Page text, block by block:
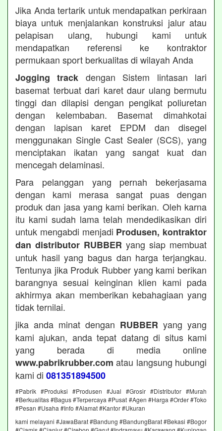
Jika Anda tertarik untuk mendapatkan perkiraan
biaya untuk menjalankan konstruksi jalur atau
pelapisan ulang, hubungi kami untuk
mendapatkan referensi ke kontraktor
permukaan sport berkualitas di wilayah Anda
Jogging track dengan Sistem lintasan lari
basemat terbuat dari karet daur ulang bermutu
tinggi dan dilapisi dengan pengikat poliuretan
dengan kelembaban. Basemat dimahkotai
dengan lapisan karet EPDM dan disegel
menggunakan Single Cast Sealer (SCS), yang
menciptakan ikatan yang sangat kuat dan
mencegah delaminasi.
Para pelanggan yang pernah bekerjasama
dengan kami merasa sangat puas dengan
produk dan jasa yang kami berikan. Oleh karna
itu kami sudah lama telah mendedikasikan diri
untuk mengabdi menjadi Produsen, kontraktor
dan distributor RUBBER yang siap membuat
untuk hasil yang bagus dan harga terjangkau.
Tentunya jika Produk Rubber yang kami berikan
barangnya sesuai keinginan klien kami pada
akhirmya akan memberikan kebahagiaan yang
tidak ternilai.
jika anda minat dengan RUBBER yang yang
kami ajukan, anda tepat datang di situs kami
yang berada di media online
www.pabrikrubber.com atau langsung hubungi
kami di 081351894500
#Pabrik #Produksi #Produsen #Jual #Grosir #Distributor #Murah
#Berkualitas #Bagus #Terpercaya #Pusat #Agen #Harga #Order #Toko
#Pesan #Usaha #Info #Alamat #Kantor #Ukuran
kami melayani #JawaBarat #Bandung #BandungBarat #Bekasi #Bogor